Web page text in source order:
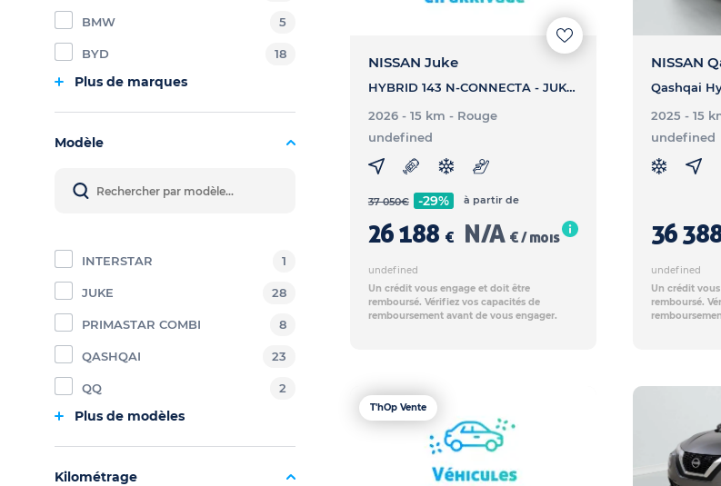
BMW 5
BYD 18
Plus de marques
Modèle
INTERSTAR 1
JUKE 28
PRIMASTAR COMBI 8
QASHQAI 23
QQ 2
Plus de modèles
Kilométrage
NISSAN Juke
HYBRID 143 N-CONNECTA - JUKE HYBRID 143 N-CONNECTA
2026 - 15 km - Rouge
undefined
37 050€ -29%
26 188 €
à partir de
N/A € / mois
undefined
Un crédit vous engage et doit être
remboursé. Vérifiez vos capacités de
remboursement avant de vous engager.
NISSAN
2025 - 15
undefined
36
undefined
Un crédit
remboursé.
T'hOp Vente